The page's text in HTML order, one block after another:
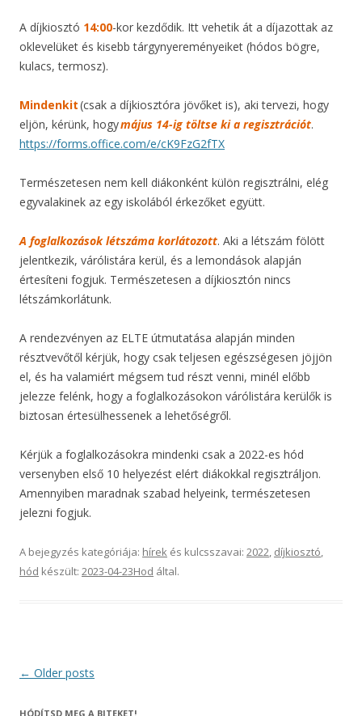
A díjkiosztó 14:00-kor kezdődik. Itt vehetik át a díjazottak az
oklevelüket és kisebb tárgynyereményeiket (hódos bögre,
kulacs, termosz).
Mindenkit(csak a díjkiosztóra jövőket is), aki tervezi, hogy
eljön, kérünk, hogymájus 14-ig töltse ki a regisztrációt.
https://forms.office.com/e/cK9FzG2fTX
Természetesen nem kell diákonként külön regisztrálni, elég
egyvalakinek az egy iskolából érkezőket együtt.
A foglalkozások létszáma korlátozott. Aki a létszám fölött
jelentkezik, várólistára kerül, és a lemondások alapján
értesíteni fogjuk. Természetesen a díjkiosztón nincs
létszámkorlátunk.
A rendezvényen az ELTE útmutatása alapján minden
résztvevőtől kérjük, hogy csak teljesen egészségesen jöjjön
el, és ha valamiért mégsem tud részt venni, minél előbb
jelezze felénk, hogy a foglalkozásokon várólistára kerülők is
biztosan értesülhessenek a lehetőségről.
Kérjük a foglalkozásokra mindenki csak a 2022-es hód
versenyben első 10 helyezést elért diákokkal regisztráljon.
Amennyiben maradnak szabad helyeink, természetesen
jelezni fogjuk.
A bejegyzés kategóriája: hírek és kulcsszavai: 2022, díjkiosztó,
hód készült: 2023-04-23Hod által.
Post
← Older posts
HÓDÍTSD MEG A BITEKET!